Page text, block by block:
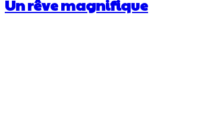
Un rêve magnifique